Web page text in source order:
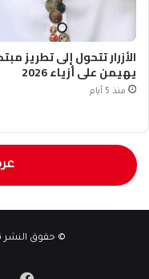
الأزرار تتحول إلى تطريز
يهيمن على أزياء 2026
منذ 5 أيام
© حقوق النشر 2026، جميع الحقوق محفوظة